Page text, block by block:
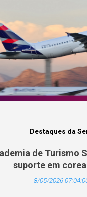
Destaques da
de Turismo
suporte em
8/05/2026